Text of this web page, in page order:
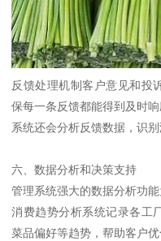
反馈处理机制客户意见和投
保每一条反馈都能得到及时响
系统还会分析反馈数据，识
六、数据分析和决策支持
管理系统强大的数据分析功
消费趋势分析系统记录各工
菜品偏好等趋势，帮助客户优